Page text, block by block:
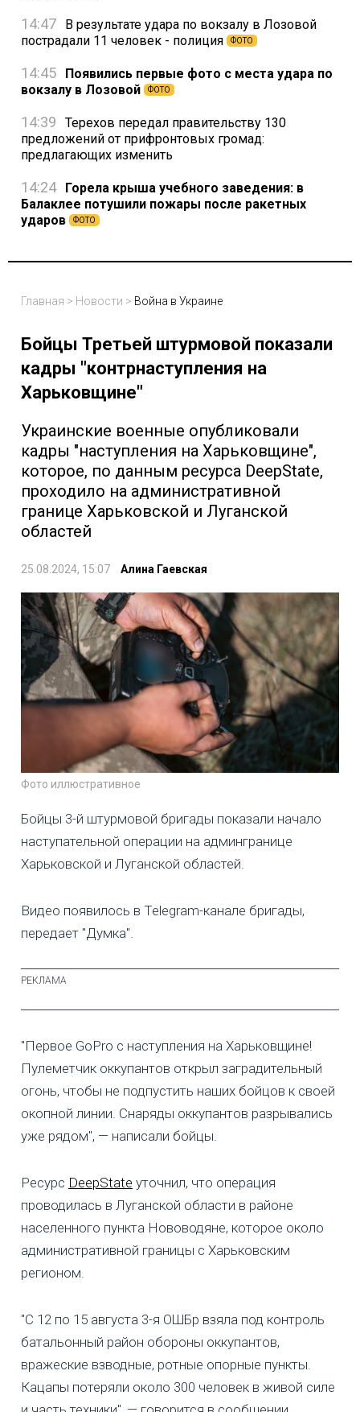
14:47
В результате удара по вокзалу в Лозовой
пострадали 11 человек - полиция
ФОТО
14:45
Появились первые фото с места удара по
вокзалу в Лозовой
ФОТО
14:39
Терехов передал правительству 130
предложений от прифронтовых громад:
предлагающих изменить
14:24
Горела крыша учебного заведения: в
Балаклее потушили пожары после ракетных
ударов
ФОТО
Главная > Новости > Война в Украине
Бойцы Третьей штурмовой показали
кадры "контрнаступления на
Харьковщине"
Украинские военные опубликовали
кадры "наступления на Харьковщине",
которое, по данным ресурса DeepState,
проходило на административной
границе Харьковской и Луганской
областей
25.08.2024, 15:07 Алина Гаевская
Фото иллюстративное
Бойцы 3-й штурмовой бригады показали начало
наступательной операции на админгранице
Харьковской и Луганской областей.
Видео появилось в Telegram-канале бригады,
передает "Думка".
"Первое GoPro с наступления на Харьковщине!
Пулеметчик оккупантов открыл заградительный
огонь, чтобы не подпустить наших бойцов к своей
окопной линии. Снаряды оккупантов разрывались
уже рядом", — написали бойцы.
Ресурс DeepState уточнил, что операция
проводилась в Луганской области в районе
населенного пункта Нововодяне, которое около
административной границы с Харьковским
регионом.
"С 12 по 15 августа 3-я ОШБр взяла под контроль
батальонный район обороны оккупантов,
вражеские взводные, ротные опорные пункты.
Кацапы потеряли около 300 человек в живой силе